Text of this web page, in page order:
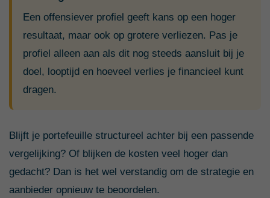
Een offensiever profiel geeft kans op een hoger
resultaat, maar ook op grotere verliezen. Pas je
profiel alleen aan als dit nog steeds aansluit bij je
doel, looptijd en hoeveel verlies je financieel kunt
dragen.
Blijft je portefeuille structureel achter bij een passende
vergelijking? Of blijken de kosten veel hoger dan
gedacht? Dan is het wel verstandig om de strategie en
aanbieder opnieuw te beoordelen.